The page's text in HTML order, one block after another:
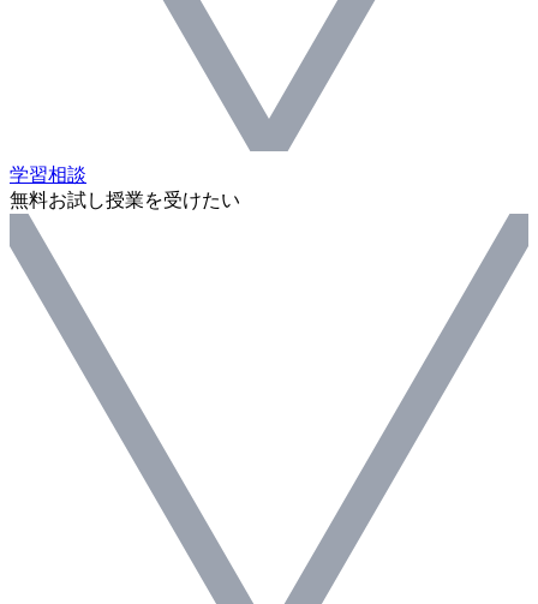
学習相談
無料お試し授業を受けたい